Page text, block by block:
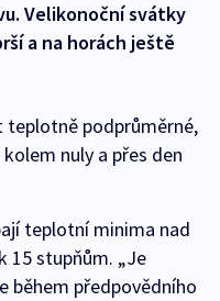
Velikonoční svátky
a na horách ještě
teplotně podprůměrné,
nuly a přes den
teplotní minima nad
15 stupňům. „Je
během předpovědního